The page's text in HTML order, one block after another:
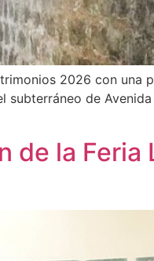
2026 con una
de
de la Feria